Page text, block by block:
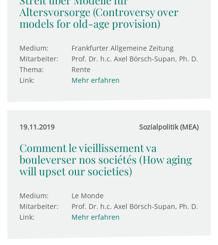
Altersvorsorge (Controversy over
models for old-age provision)
Medium:
Frankfurter Allgemeine Zeitung
Mitarbeiter:
Prof. Dr. h.c. Axel Börsch-Supan, Ph. D.
Thema:
Rente
Link:
Mehr erfahren
19.11.2019 Sozialpolitik (MEA)
Comment le vieillissement va
bouleverser nos sociétés (How aging
will upset our societies)
Medium:
Le Monde
Mitarbeiter:
Prof. Dr. h.c. Axel Börsch-Supan, Ph. D.
Link:
Mehr erfahren